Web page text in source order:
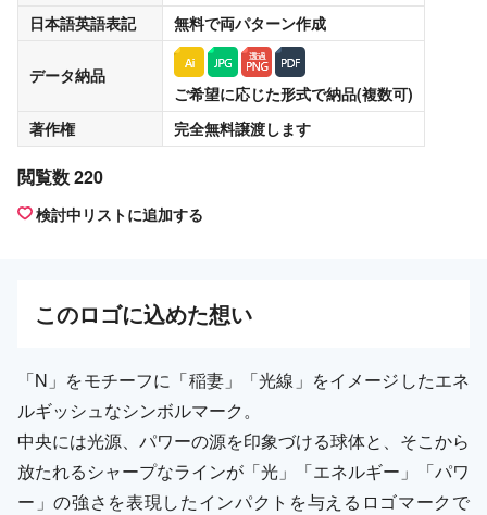
日本語英語表記
無料で両パターン作成
データ納品
ご希望に応じた形式で納品(複数可)
著作権
完全無料譲渡します
閲覧数 220
検討中リストに追加する
このロゴに込めた想い
「N」をモチーフに「稲妻」「光線」をイメージしたエネ
ルギッシュなシンボルマーク。
中央には光源、パワーの源を印象づける球体と、そこから
放たれるシャープなラインが「光」「エネルギー」「パワ
ー」の強さを表現したインパクトを与えるロゴマークで